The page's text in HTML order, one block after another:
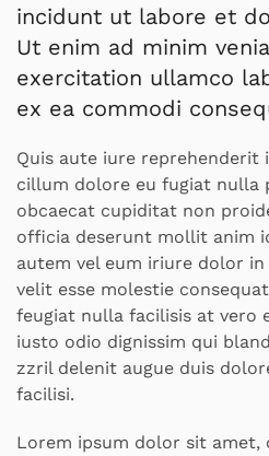
incidunt ut labore et
Ut enim ad minim
exercitation ullamco
ex ea commodi
Quis aute iure reprehenderit
cillum dolore eu fugiat nulla
obcaecat cupiditat non
officia deserunt mollit anim
autem vel eum iriure dolor
velit esse molestie
feugiat nulla facilisis at vero
iusto odio dignissim qui
zzril delenit augue duis
facilisi.
Lorem ipsum dolor sit amet,